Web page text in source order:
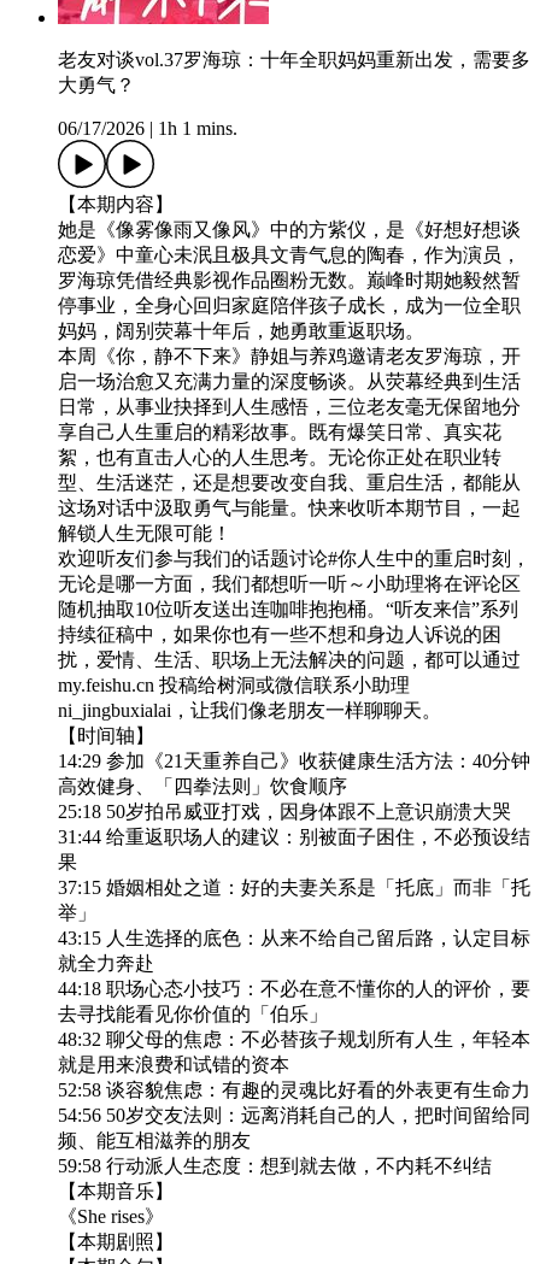
老友对谈vol.37罗海琼：十年全职妈妈重新出发，需要多
大勇气？
06/17/2026 1h 1 mins.
【本期内容】
她是《像雾像雨又像风》中的方紫仪，是《好想好想谈
恋爱》中童心未泯且极具文青气息的陶春，作为演员，
罗海琼凭借经典影视作品圈粉无数。巅峰时期她毅然暂
停事业，全身心回归家庭陪伴孩子成长，成为一位全职
妈妈，阔别荧幕十年后，她勇敢重返职场。
本周《你，静不下来》静姐与养鸡邀请老友罗海琼，开
启一场治愈又充满力量的深度畅谈。从荧幕经典到生活
日常，从事业抉择到人生感悟，三位老友毫无保留地分
享自己人生重启的精彩故事。既有爆笑日常、真实花
絮，也有直击人心的人生思考。无论你正处在职业转
型、生活迷茫，还是想要改变自我、重启生活，都能从
这场对话中汲取勇气与能量。快来收听本期节目，一起
解锁人生无限可能！
欢迎听友们参与我们的话题讨论#你人生中的重启时刻，
无论是哪一方面，我们都想听一听～小助理将在评论区
随机抽取10位听友送出连咖啡抱抱桶。“听友来信”系列
持续征稿中，如果你也有一些不想和身边人诉说的困
扰，爱情、生活、职场上无法解决的问题，都可以通过
my.feishu.cn 投稿给树洞或微信联系小助理
ni_jingbuxialai，让我们像老朋友一样聊聊天。
【时间轴】
14:29 参加《21天重养自己》收获健康生活方法：40分钟
高效健身、「四拳法则」饮食顺序
25:18 50岁拍吊威亚打戏，因身体跟不上意识崩溃大哭
31:44 给重返职场人的建议：别被面子困住，不必预设结
果
37:15 婚姻相处之道：好的夫妻关系是「托底」而非「托
举」
43:15 人生选择的底色：从来不给自己留后路，认定目标
就全力奔赴
44:18 职场心态小技巧：不必在意不懂你的人的评价，要
去寻找能看见你价值的「伯乐」
48:32 聊父母的焦虑：不必替孩子规划所有人生，年轻本
就是用来浪费和试错的资本
52:58 谈容貌焦虑：有趣的灵魂比好看的外表更有生命力
54:56 50岁交友法则：远离消耗自己的人，把时间留给同
频、能互相滋养的朋友
59:58 行动派人生态度：想到就去做，不内耗不纠结
【本期音乐】
《She rises》
【本期剧照】